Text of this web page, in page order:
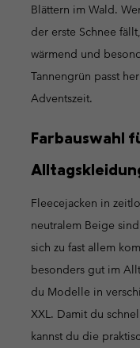
Blättern im Wald.
der erste Schnee
wärmend und
Tannengrün passt
Adventszeit.
Farbauswahl
Fleecejacken in
neutralem Beige
sich zu fast allem
besonders gut im
du Modelle in
XXL. Damit du
kannst du die